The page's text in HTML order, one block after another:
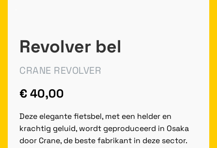
Revolver bel
CRANE REVOLVER
€40,00
Deze elegante fietsbel, met een helder en
krachtig geluid, wordt geproduceerd in Osaka
door Crane, de beste fabrikant in deze sector.